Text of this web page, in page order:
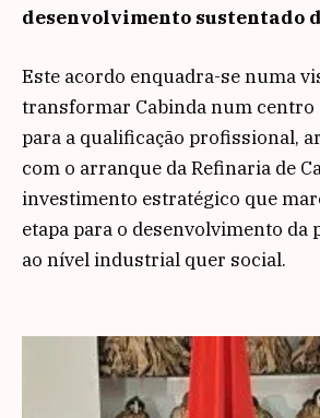
desenvolvimento sustentado
Este acordo enquadra-se numa
transformar Cabinda num centro
para a qualificação profissional,
com o arranque da Refinaria de
investimento estratégico que
etapa para o desenvolvimento da
ao nível industrial quer social.